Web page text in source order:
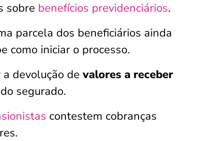
sobre benefícios previdenciários.
parcela dos beneficiários ainda
como iniciar o processo.
devolução de valores a receber
segurado.
contestem cobranças